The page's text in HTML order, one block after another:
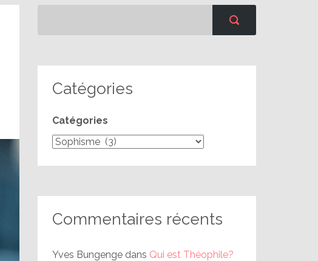
Catégories
Catégories
Commentaires récents
Yves Bungenge dans Qui est Théophile?